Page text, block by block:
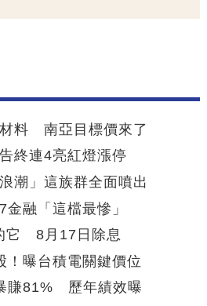
料 南亞目標價來了
終連4亮紅燈漲停
潮」這族群全面噴出
融「這檔最慘」
它 8月17日除息
！曝台積電關鍵價位
賺81% 歷年績效曝